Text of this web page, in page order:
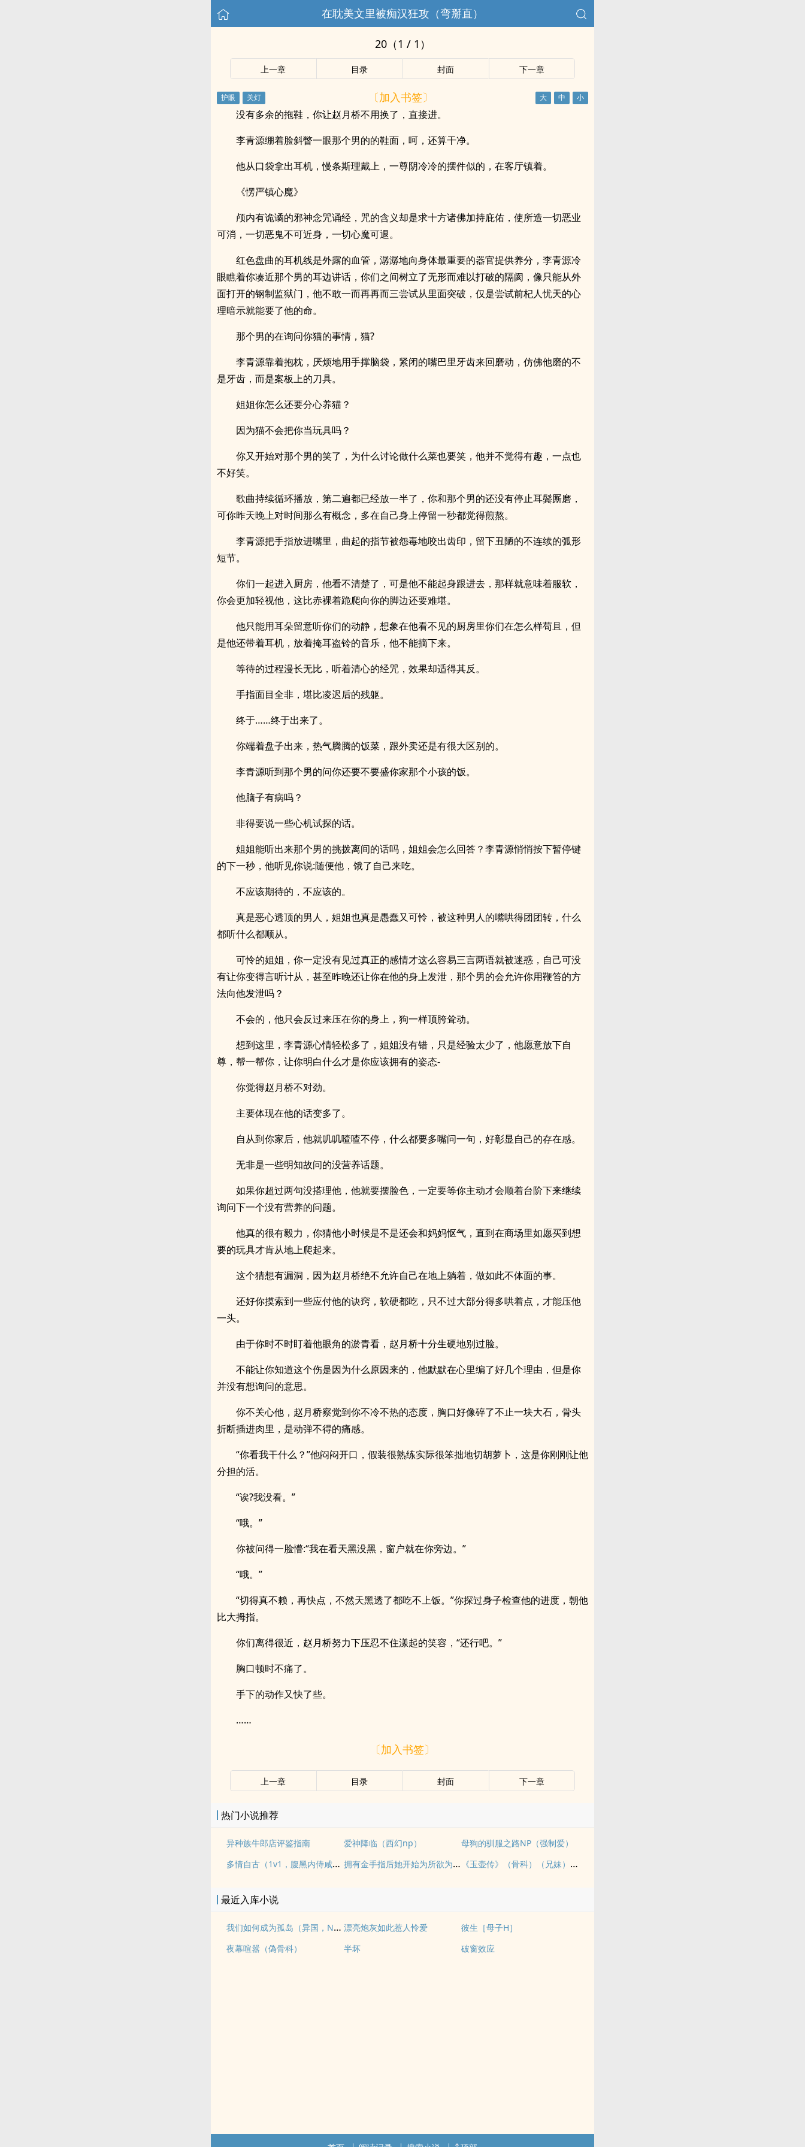
在耽美文里被痴汉狂攻（弯掰直）
20（1 / 1）
上一章 目录 封面 下一章
〔加入书签〕
没有多余的拖鞋，你让赵月桥不用换了，直接进。
李青源绷着脸斜瞥一眼那个男的的鞋面，呵，还算干净。
他从口袋拿出耳机，慢条斯理戴上，一尊阴冷冷的摆件似的，在客厅镇着。
《愣严镇心魔》
颅内有诡谲的邪神念咒诵经，咒的含义却是求十方诸佛加持庇佑，使所造一切恶业
可消，一切恶鬼不可近身，一切心魔可退。
红色盘曲的耳机线是外露的血管，潺潺地向身体最重要的器官提供养分，李青源冷
眼瞧着你凑近那个男的耳边讲话，你们之间树立了无形而难以打破的隔阂，像只能从外
面打开的钢制监狱门，他不敢一而再再而三尝试从里面突破，仅是尝试前杞人忧天的心
理暗示就能要了他的命。
那个男的在询问你猫的事情，猫?
李青源靠着抱枕，厌烦地用手撑脑袋，紧闭的嘴巴里牙齿来回磨动，仿佛他磨的不
是牙齿，而是案板上的刀具。
姐姐你怎么还要分心养猫？
因为猫不会把你当玩具吗？
你又开始对那个男的笑了，为什么讨论做什么菜也要笑，他并不觉得有趣，一点也
不好笑。
歌曲持续循环播放，第二遍都已经放一半了，你和那个男的还没有停止耳鬓厮磨，
可你昨天晚上对时间那么有概念，多在自己身上停留一秒都觉得煎熬。
李青源把手指放进嘴里，曲起的指节被怨毒地咬出齿印，留下丑陋的不连续的弧形
短节。
你们一起进入厨房，他看不清楚了，可是他不能起身跟进去，那样就意味着服软，
你会更加轻视他，这比赤裸着跪爬向你的脚边还要难堪。
他只能用耳朵留意听你们的动静，想象在他看不见的厨房里你们在怎么样苟且，但
是他还带着耳机，放着掩耳盗铃的音乐，他不能摘下来。
等待的过程漫长无比，听着清心的经咒，效果却适得其反。
手指面目全非，堪比凌迟后的残躯。
终于……终于出来了。
你端着盘子出来，热气腾腾的饭菜，跟外卖还是有很大区别的。
李青源听到那个男的问你还要不要盛你家那个小孩的饭。
他脑子有病吗？
非得要说一些心机试探的话。
姐姐能听出来那个男的挑拨离间的话吗，姐姐会怎么回答？李青源悄悄按下暂停键
的下一秒，他听见你说:随便他，饿了自己来吃。
不应该期待的，不应该的。
真是恶心透顶的男人，姐姐也真是愚蠢又可怜，被这种男人的嘴哄得团团转，什么
都听什么都顺从。
可怜的姐姐，你一定没有见过真正的感情才这么容易三言两语就被迷惑，自己可没
有让你变得言听计从，甚至昨晚还让你在他的身上发泄，那个男的会允许你用鞭笞的方
法向他发泄吗？
不会的，他只会反过来压在你的身上，狗一样顶胯耸动。
想到这里，李青源心情轻松多了，姐姐没有错，只是经验太少了，他愿意放下自
尊，帮一帮你，让你明白什么才是你应该拥有的姿态-
你觉得赵月桥不对劲。
主要体现在他的话变多了。
自从到你家后，他就叽叽喳喳不停，什么都要多嘴问一句，好彰显自己的存在感。
无非是一些明知故问的没营养话题。
如果你超过两句没搭理他，他就要摆脸色，一定要等你主动才会顺着台阶下来继续
询问下一个没有营养的问题。
他真的很有毅力，你猜他小时候是不是还会和妈妈怄气，直到在商场里如愿买到想
要的玩具才肯从地上爬起来。
这个猜想有漏洞，因为赵月桥绝不允许自己在地上躺着，做如此不体面的事。
还好你摸索到一些应付他的诀窍，软硬都吃，只不过大部分得多哄着点，才能压他
一头。
由于你时不时盯着他眼角的淤青看，赵月桥十分生硬地别过脸。
不能让你知道这个伤是因为什么原因来的，他默默在心里编了好几个理由，但是你
并没有想询问的意思。
你不关心他，赵月桥察觉到你不冷不热的态度，胸口好像碎了不止一块大石，骨头
折断插进肉里，是动弹不得的痛感。
“你看我干什么？”他闷闷开口，假装很熟练实际很笨拙地切胡萝卜，这是你刚刚让他
分担的活。
“诶?我没看。”
“哦。”
你被问得一脸懵:“我在看天黑没黑，窗户就在你旁边。”
“哦。”
“切得真不赖，再快点，不然天黑透了都吃不上饭。”你探过身子检查他的进度，朝他
比大拇指。
你们离得很近，赵月桥努力下压忍不住漾起的笑容，“还行吧。”
胸口顿时不痛了。
手下的动作又快了些。
……
〔加入书签〕
上一章 目录 封面 下一章
热门小说推荐
异种族牛郎店评鉴指南 爱神降临（西幻np） 母狗的驯服之路NP（强制爱）
多情自古（1v1，腹黑内侍咸鱼皇后） 拥有金手指后她开始为所欲为（nph） 《玉壶传》（骨科）（兄妹）（np）
最近入库小说
我们如何成为孤岛（异国，NPH） 漂亮炮灰如此惹人怜爱
彼生［母子H］
夜幕喧嚣（偽骨科）
半坏 破窗效应